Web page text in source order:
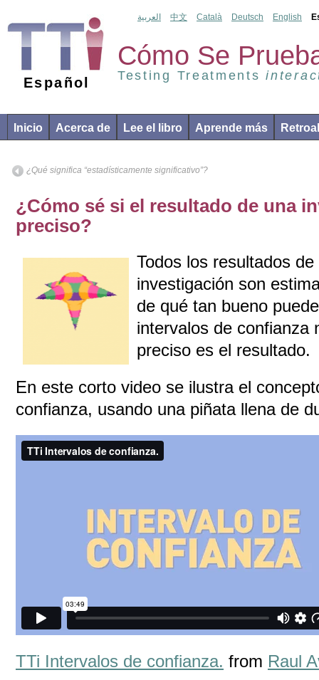
Español
Cómo Se
Testing Treatments
العربية 中文 Català Deutsch English
Inicio Acerca de Lee el libro Aprende más
¿Qué significa “estadísticamente significativo”?
¿Cómo sé si el resultado de una
preciso?
Todos los resultados
investigación son
de qué tan bueno
intervalos de confianza
preciso es el resultado.
En este corto video se ilustra el
confianza, usando una piñata llena de
TTi Intervalos de confianza. from Raul